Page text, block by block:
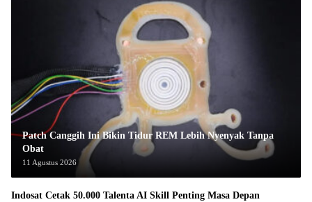
Patch Canggih Ini Bikin Tidur REM Lebih Nyenyak Tanpa
Obat
11 Agustus 2026
Indosat Cetak 50.000 Talenta AI Skill Penting Masa Depan